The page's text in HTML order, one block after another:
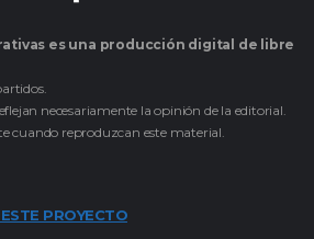
es una producción digital de libre
necesariamente la opinión de la editorial.
cuando reproduzcan este material.
PROYECTO